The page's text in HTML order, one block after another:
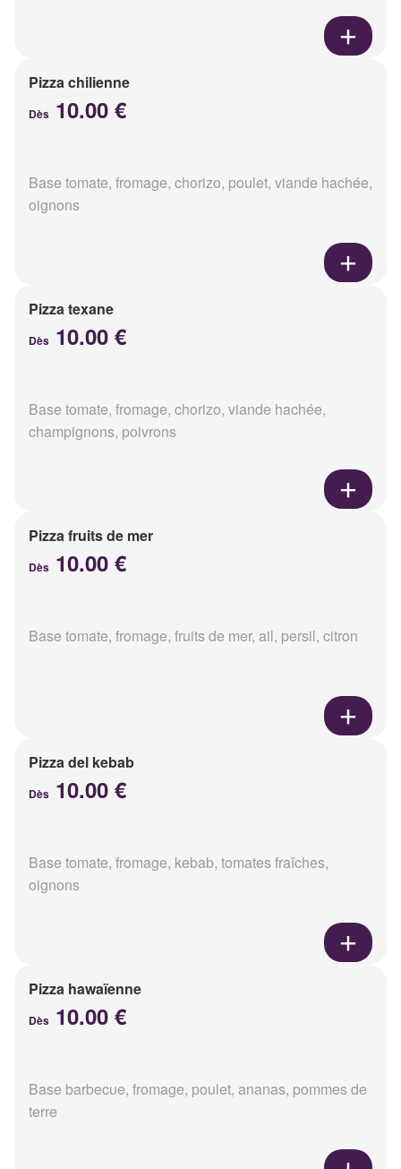
Pizza chilienne
Dès 10.00 €
Base tomate, fromage, chorizo, poulet, viande hachée,
oignons
Pizza texane
Dès 10.00 €
Base tomate, fromage, chorizo, viande hachée,
champignons, poivrons
Pizza fruits de mer
Dès 10.00 €
Base tomate, fromage, fruits de mer, ail, persil, citron
Pizza del kebab
Dès 10.00 €
Base tomate, fromage, kebab, tomates fraîches,
oignons
Pizza hawaïenne
Dès 10.00 €
Base barbecue, fromage, poulet, ananas, pommes de
terre